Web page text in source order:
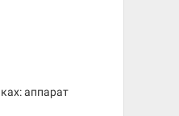
аппарат